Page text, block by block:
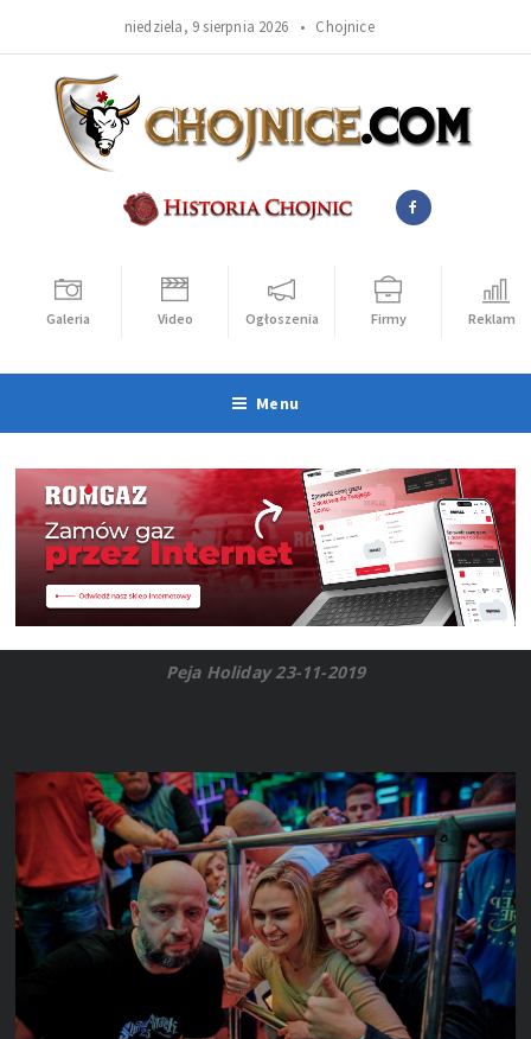
niedziela, 9 sierpnia 2026 • Chojnice
Galeria Video Ogłoszenia Firmy Reklama
Menu
Peja Holiday 23-11-2019